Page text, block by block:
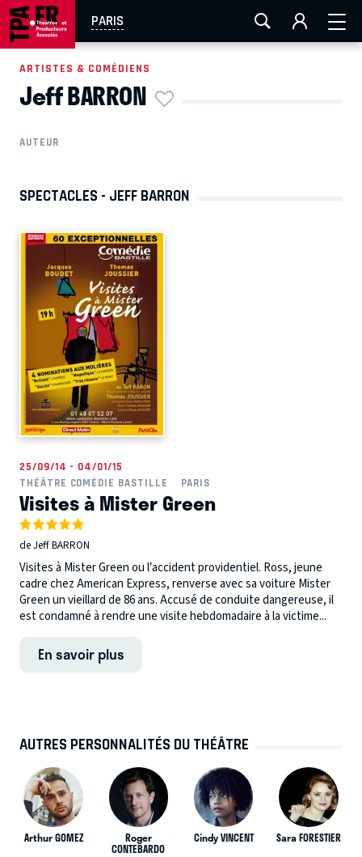
PARIS
AIX-MARSEILLE LA ROCHELLE
EN TOURNÉE
ARTISTES & COMÉDIENS
Jeff BARRON
AUTEUR
SPECTACLES - JEFF BARRON
25/09/14 - 04/01/15
THÉÂTRE COMÉDIE BASTILLE
PARIS
Visites à Mister Green
de Jeff BARRON
Visites à Mister Green ou l’accident providentiel. Ross, jeune
cadre chez American Express, renverse avec sa voiture Mister
Green un vieillard de 86 ans. Accusé de conduite dangereuse, il
est condamné à rendre une visite hebdomadaire à la victime...
En savoir plus
AUTRES PERSONNALITÉS DU THÉÂTRE
Arthur GOMEZ Roger
CONTEBARDO
Cindy VINCENT Sara FORESTIER